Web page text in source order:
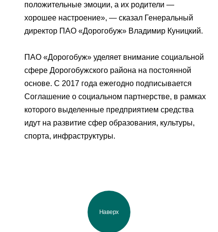
положительные эмоции, а их родители —
хорошее настроение», — сказал Генеральный
директор ПАО «Дорогобуж» Владимир Куницкий.
ПАО «Дорогобуж» уделяет внимание социальной
сфере Дорогобужского района на постоянной
основе. С 2017 года ежегодно подписывается
Соглашение о социальном партнерстве, в рамках
которого выделенные предприятием средства
идут на развитие сфер образования, культуры,
спорта, инфраструктуры.
Наверх